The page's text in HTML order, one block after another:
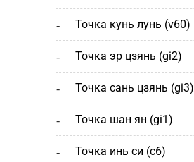
точка кунь лунь (v60)
точка эр цзянь (gi2)
точка сань цзянь (gi3)
точка шан ян (gi1)
точка инь си (c6)